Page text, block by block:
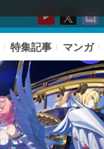
特集記事 マンガ